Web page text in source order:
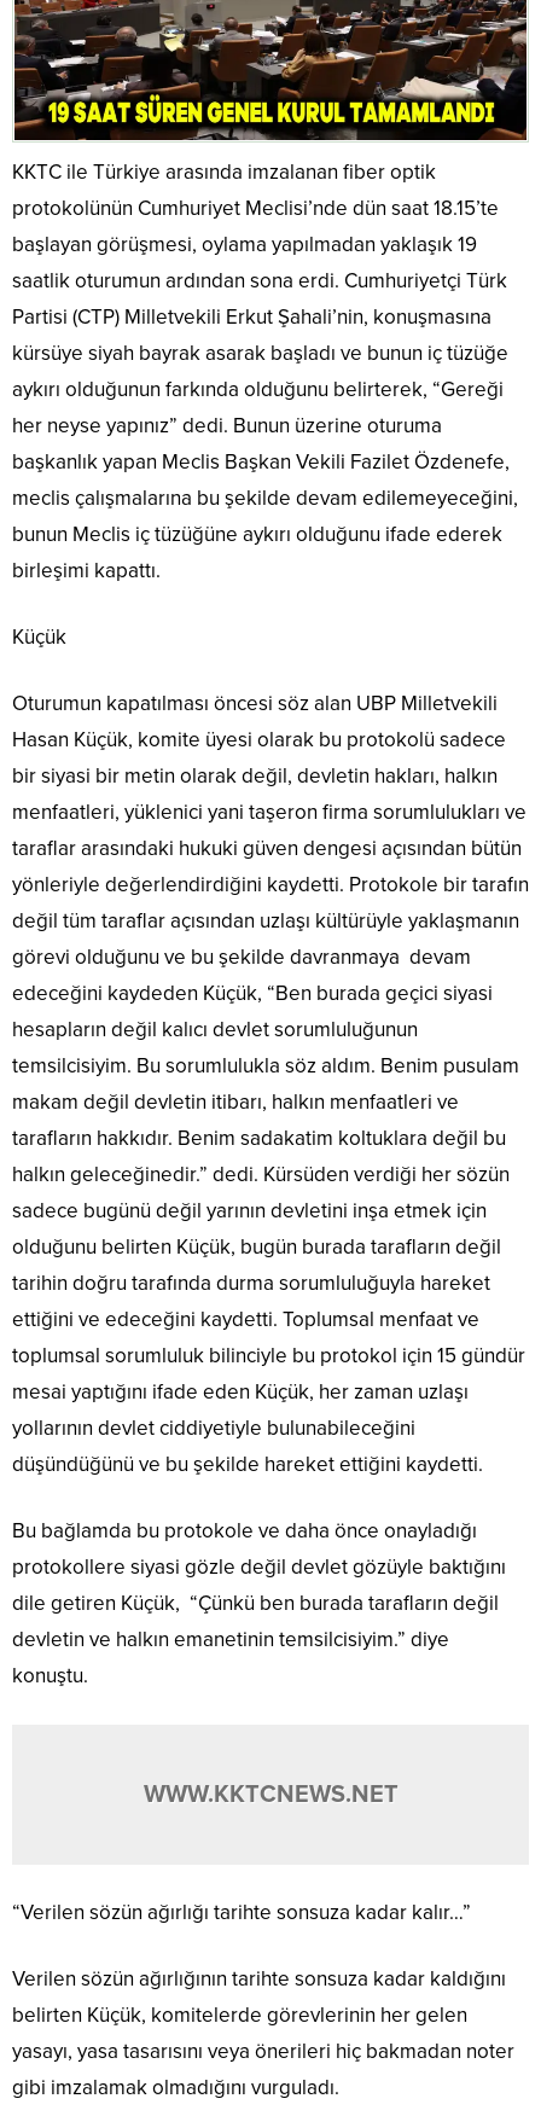
KKTC ile Türkiye arasında imzalanan fiber optik
protokolünün Cumhuriyet Meclisi’nde dün saat 18.15’te
başlayan görüşmesi, oylama yapılmadan yaklaşık 19
saatlik oturumun ardından sona erdi. Cumhuriyetçi Türk
Partisi (CTP) Milletvekili Erkut Şahali’nin, konuşmasına
kürsüye siyah bayrak asarak başladı ve bunun iç tüzüğe
aykırı olduğunun farkında olduğunu belirterek, “Gereği
her neyse yapınız” dedi. Bunun üzerine oturuma
başkanlık yapan Meclis Başkan Vekili Fazilet Özdenefe,
meclis çalışmalarına bu şekilde devam edilemeyeceğini,
bunun Meclis iç tüzüğüne aykırı olduğunu ifade ederek
birleşimi kapattı.
Küçük
Oturumun kapatılması öncesi söz alan UBP Milletvekili
Hasan Küçük, komite üyesi olarak bu protokolü sadece
bir siyasi bir metin olarak değil, devletin hakları, halkın
menfaatleri, yüklenici yani taşeron firma sorumlulukları ve
taraflar arasındaki hukuki güven dengesi açısından bütün
yönleriyle değerlendirdiğini kaydetti. Protokole bir tarafın
değil tüm taraflar açısından uzlaşı kültürüyle yaklaşmanın
görevi olduğunu ve bu şekilde davranmaya devam
edeceğini kaydeden Küçük, “Ben burada geçici siyasi
hesapların değil kalıcı devlet sorumluluğunun
temsilcisiyim. Bu sorumlulukla söz aldım. Benim pusulam
makam değil devletin itibarı, halkın menfaatleri ve
tarafların hakkıdır. Benim sadakatim koltuklara değil bu
halkın geleceğinedir.” dedi. Kürsüden verdiği her sözün
sadece bugünü değil yarının devletini inşa etmek için
olduğunu belirten Küçük, bugün burada tarafların değil
tarihin doğru tarafında durma sorumluluğuyla hareket
ettiğini ve edeceğini kaydetti. Toplumsal menfaat ve
toplumsal sorumluluk bilinciyle bu protokol için 15 gündür
mesai yaptığını ifade eden Küçük, her zaman uzlaşı
yollarının devlet ciddiyetiyle bulunabileceğini
düşündüğünü ve bu şekilde hareket ettiğini kaydetti.
Bu bağlamda bu protokole ve daha önce onayladığı
protokollere siyasi gözle değil devlet gözüyle baktığını
dile getiren Küçük, “Çünkü ben burada tarafların değil
devletin ve halkın emanetinin temsilcisiyim.” diye
konuştu.
WWW.KKTCNEWS.NET
“Verilen sözün ağırlığı tarihte sonsuza kadar kalır…”
Verilen sözün ağırlığının tarihte sonsuza kadar kaldığını
belirten Küçük, komitelerde görevlerinin her gelen
yasayı, yasa tasarısını veya önerileri hiç bakmadan noter
gibi imzalamak olmadığını vurguladı.